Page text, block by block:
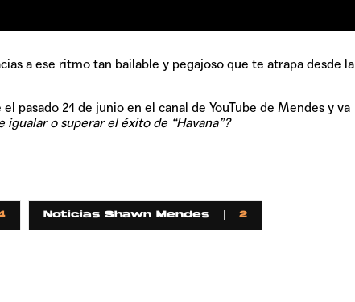
a ese ritmo tan bailable y pegajoso que te atrapa desde la
pasado 21 de junio en el canal de YouTube de Mendes y va
igualar o superar el éxito de “Havana”?
Noticias Shawn Mendes 2